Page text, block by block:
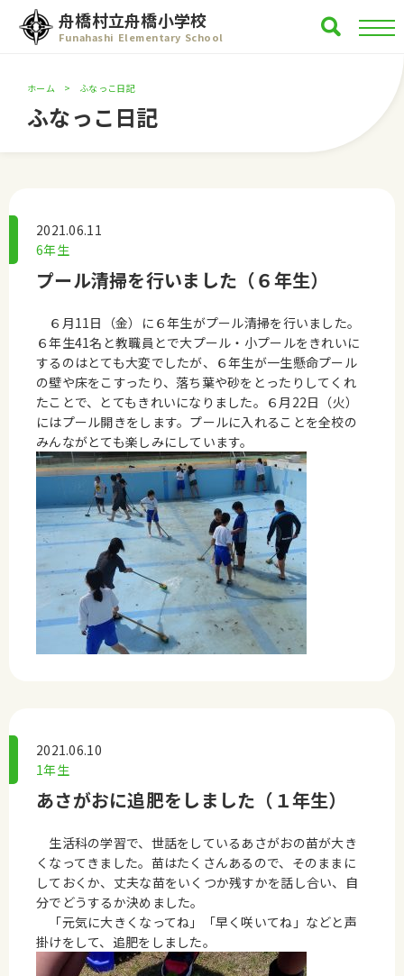
舟橋村立舟橋小学校
Funahashi Elementary School
ホーム ふなっこ日記
ふなっこ日記
2021.06.11
6年生
プール清掃を行いました（６年生）
６月11日（金）に６年生がプール清掃を行いました。
６年生41名と教職員とで大プール・小プールをきれいに
するのはとても大変でしたが、６年生が一生懸命プール
の壁や床をこすったり、落ち葉や砂をとったりしてくれ
たことで、とてもきれいになりました。６月22日（火）
にはプール開きをします。プールに入れることを全校の
みんながとても楽しみにしています。
2021.06.10
1年生
あさがおに追肥をしました（１年生）
生活科の学習で、世話をしているあさがおの苗が大き
くなってきました。苗はたくさんあるので、そのままに
しておくか、丈夫な苗をいくつか残すかを話し合い、自
分でどうするか決めました。
「元気に大きくなってね」「早く咲いてね」などと声
掛けをして、追肥をしました。